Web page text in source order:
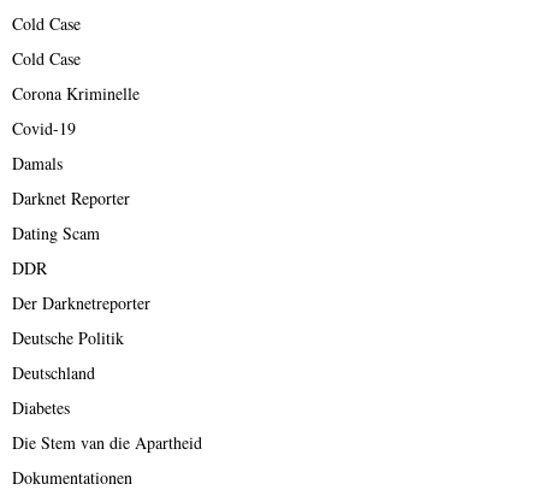
Cold Case
Cold Case
Corona Kriminelle
Covid-19
Damals
Darknet Reporter
Dating Scam
DDR
Der Darknetreporter
Deutsche Politik
Deutschland
Diabetes
Die Stem van die Apartheid
Dokumentationen